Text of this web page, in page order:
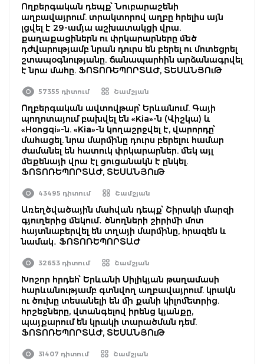
Ողբերգական դեպք՝ Նուբարաշենի
աղբավայրում. տրակտորով աղբը հրելիս այն
լցվել է 29-ամյա աշխատակցի վրա.
քաղաքացիներն ու փրկարարները մեծ
դժվարությամբ նրան դուրս են բերել ու մոտեցրել
շտապօգնությանը. ճանապարհին արձանագրվել
է նրա մահը. ՖՈՏՈՌԵՊՈՐՏԱԺ, ՏԵՍԱՆՅՈւԹ
57355 դիտում Շամշյան
Ողբերգական ավտովթար՝ Երևանում. Գայի
պողոտայում բախվել են «Kia»-ն (Վիշկա) և
«Hongqi»-ն. «Kia»-ն կողաշրջվել է, վարորդը՝
մահացել. նրա մարմինը դուրս բերելու համար
ժամանել են հատուկ փրկարարներ. մեկ այլ
մեքենայի վրա էլ ցուցանակն է ընկել.
ՖՈՏՈՌԵՊՈՐՏԱԺ, ՏԵՍԱՆՅՈւԹ
43495 դիտում Շամշյան
Առեղծվածային մահվան դեպք՝ Շիրակի մարզի
գյուղերից մեկում․ ծնողների շիրիմի մոտ
հայտնաբերվել են տղայի մարմինը, հրազեն և
նամակ․ ՖՈՏՈՌԵՊՈՐՏԱԺ
32653 դիտում Շամշյան
Խոշոր հրդեհ՝ Երևանի Սիլիկյան թաղամասի
հարևանությամբ գտնվող աղբավայրում. կրակն
ու ծուխը տեսանելի են մի քանի կիլոմետրից.
հրշեջները, վտանգելով իրենց կյանքը,
պայքարում են կրակի տարածման դեմ.
ՖՈՏՈՌԵՊՈՐՏԱԺ, ՏԵՍԱՆՅՈւԹ
31407 դիտում Շամշյան